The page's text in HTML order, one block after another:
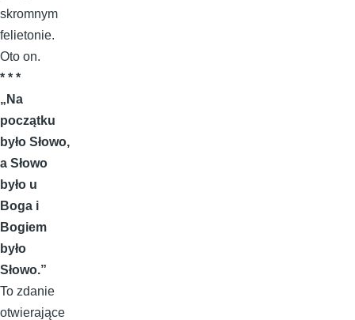
skromnym
felietonie.
Oto on.
* * *
„Na
początku
było Słowo,
a Słowo
było u
Boga i
Bogiem
było
Słowo.”
To zdanie
otwierające